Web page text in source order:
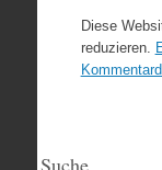
Diese
reduzieren.
Suche